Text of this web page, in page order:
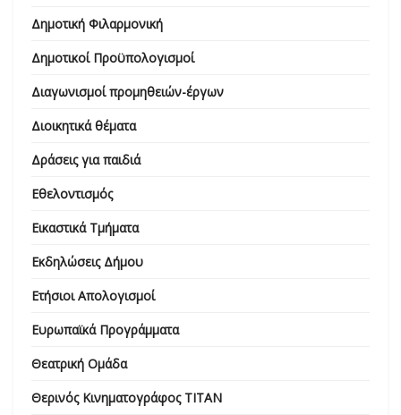
Δημοτική Φιλαρμονική
Δημοτικοί Προϋπολογισμοί
Διαγωνισμοί προμηθειών-έργων
Διοικητικά θέματα
Δράσεις για παιδιά
Εθελοντισμός
Εικαστικά Τμήματα
Εκδηλώσεις Δήμου
Ετήσιοι Απολογισμοί
Ευρωπαϊκά Προγράμματα
Θεατρική Ομάδα
Θερινός Κινηματογράφος ΤΙΤΑΝ